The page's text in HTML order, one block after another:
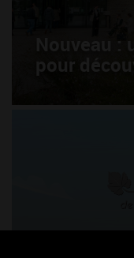
Nouveau :
pour